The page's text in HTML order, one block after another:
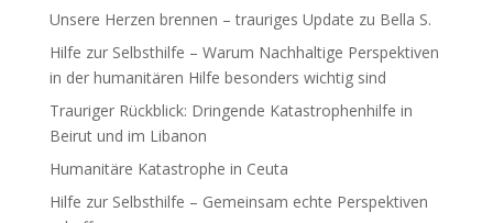
Unsere Herzen brennen – trauriges Update zu Bella S.
Hilfe zur Selbsthilfe – Warum Nachhaltige Perspektiven
in der humanitären Hilfe besonders wichtig sind
Trauriger Rückblick: Dringende Katastrophenhilfe in
Beirut und im Libanon
Humanitäre Katastrophe in Ceuta
Hilfe zur Selbsthilfe – Gemeinsam echte Perspektiven